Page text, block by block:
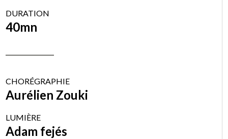
DURATION
40mn
CHORÉGRAPHIE
Aurélien Zouki
LUMIÈRE
Adam fejés